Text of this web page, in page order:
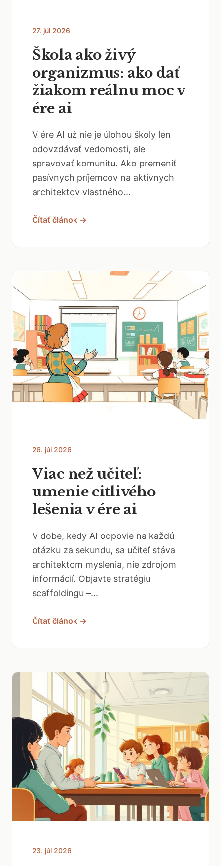
27. júl 2026
Škola ako živý
organizmus: ako dať
žiakom reálnu moc v
ére ai
V ére AI už nie je úlohou školy len
odovzdávať vedomosti, ale
spravovať komunitu. Ako premeniť
pasívnych príjemcov na aktívnych
architektov vlastného...
Čítať článok →
26. júl 2026
Viac než učiteľ:
umenie citlivého
lešenia v ére ai
V dobe, kedy AI odpovie na každú
otázku za sekundu, sa učiteľ stáva
architektom myslenia, nie zdrojom
informácií. Objavte stratégiu
scaffoldingu –...
Čítať článok →
23. júl 2026